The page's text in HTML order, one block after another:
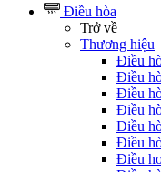
Điều hòa
Trở về
Thương hiệu
Điều
Điều
Điều
Điều
Điều
Điều
Điều